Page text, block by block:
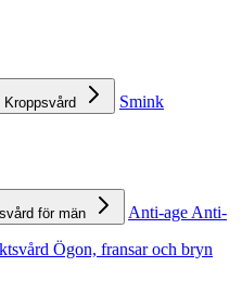
Kroppsvård Smink
för män Anti-age Anti-
Ögon, fransar och bryn